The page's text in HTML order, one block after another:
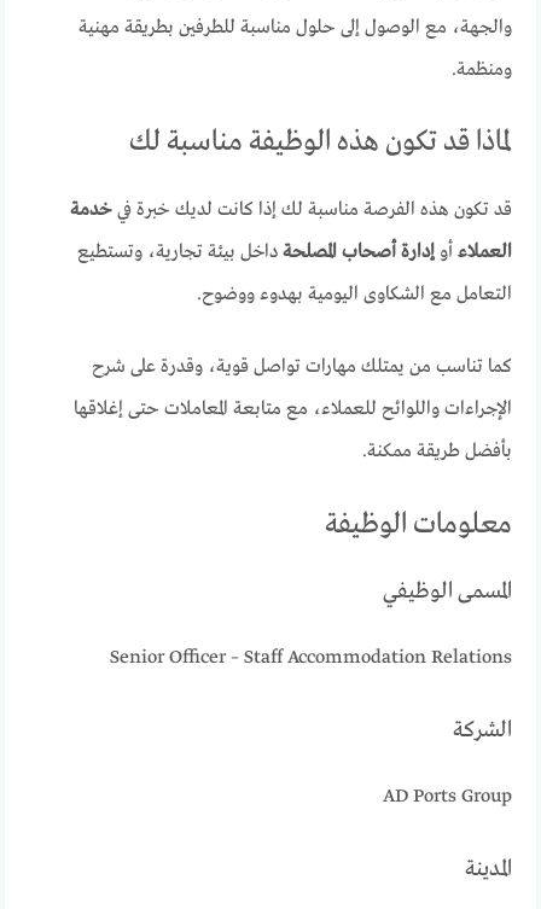
والجهة، مع الوصول إلى حلول مناسبة للطرفين بطريقة مهنية
ومنظمة.
لماذا قد تكون هذه الوظيفة مناسبة لك
قد تكون هذه الفرصة مناسبة لك إذا كانت لديك خبرة فيخدمة
العملاء أوإدارة أصحاب المصلحة داخل بيئة تجارية، وتستطيع
التعامل مع الشكاوى اليومية بهدوء ووضوح.
كما تناسب من يمتلك مهارات تواصل قوية، وقدرة على شرح
الإجراءات واللوائح للعملاء، مع متابعة المعاملات حتى إغلاقها
بأفضل طريقة ممكنة.
معلومات الوظيفة
المسمى الوظيفي
Senior Officer – Staff Accommodation Relations
الشركة
AD Ports Group
المدينة